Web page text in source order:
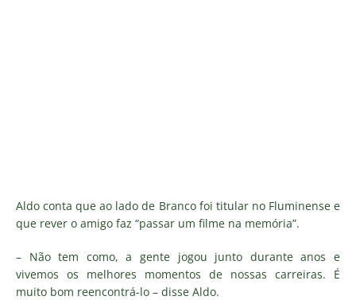
Aldo conta que ao lado de Branco foi titular no Fluminense e
que rever o amigo faz “passar um filme na memória”.
– Não tem como, a gente jogou junto durante anos e
vivemos os melhores momentos de nossas carreiras. É
muito bom reencontrá-lo – disse Aldo.